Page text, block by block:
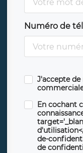
Numéro de
J'accepte
En cochant
de-
de